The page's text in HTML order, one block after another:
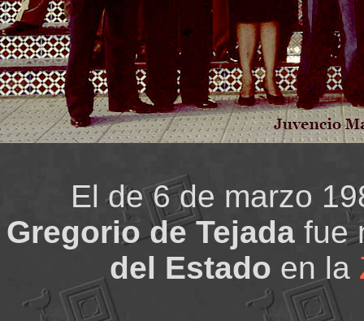
El de 6 de marzo
Gregorio de Tejada fue
del Estado en la